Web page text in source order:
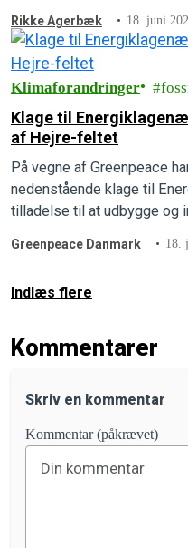
betyde for mennesker,
Greenpeace har derfor
Rikke Agerbæk 18. juni
Klimaforandringer
Klage til
af Hejre-feltet
På vegne af Greenpeace
nedenstående klage til
tilladelse til at udbygge og
Greenpeace Danmark 18.
Indlæs flere
Kommentarer
Skriv en kommentar
Kommentar (påkrævet)